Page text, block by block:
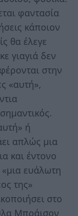
φαντασία
κάποιον
θα έλεγε
γιαγιά δεν
στην
«αυτή»,
ή
απλώς μια
και έντονο
«μια ευάλωτη
της»
στο
Μπράισον